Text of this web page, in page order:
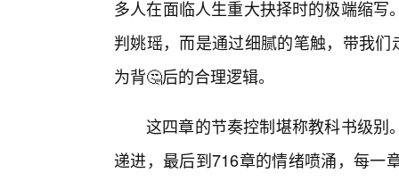
多人在面临人生重大抉择时的极端缩
判姚瑶，而是通过细腻的笔触，带我
为背🤔后的合理逻辑。
这四章的节奏控制堪称教科书级别
递进，最后到716章的情绪喷涌，每一